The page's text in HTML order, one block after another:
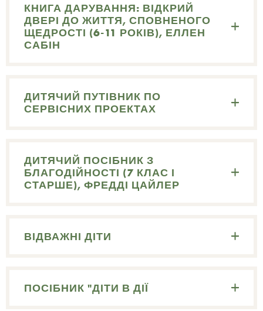
КНИГА ДАРУВАННЯ: ВІДКРИЙ
ДВЕРІ ДО ЖИТТЯ, СПОВНЕНОГО
ЩЕДРОСТІ (6-11 РОКІВ), ЕЛЛЕН
САБІН
ДИТЯЧИЙ ПУТІВНИК ПО
СЕРВІСНИХ ПРОЕКТАХ
ДИТЯЧИЙ ПОСІБНИК З
БЛАГОДІЙНОСТІ (7 КЛАС І
СТАРШЕ), ФРЕДДІ ЦАЙЛЕР
ВІДВАЖНІ ДІТИ
ПОСІБНИК "ДІТИ В ДІЇ